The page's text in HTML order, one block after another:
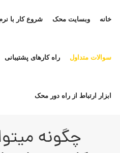
خانه وبسایت محک شروع کار با نرم
سوالات متداول راه کارهای پشتیبانی
ابزار ارتباط از راه دور محک
چگونه